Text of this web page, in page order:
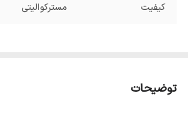
کیفیت مسترکوالیتی
توضیحات